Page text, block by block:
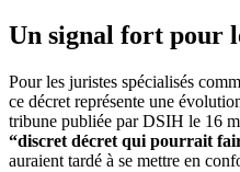
Un signal fort pour
Pour les juristes spécialisés
ce décret représente une
tribune publiée par DSIH le 16
“discret décret qui pourrait
auraient tardé à se mettre en